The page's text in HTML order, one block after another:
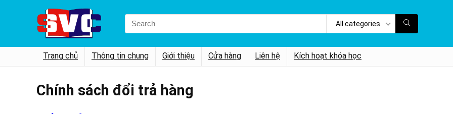
Search
for:
All categories
Trang chủ Thông tin chung Giới thiệu Cửa hàng Liên hệ Kích hoạt khóa học
Chính sách đổi trả hàng